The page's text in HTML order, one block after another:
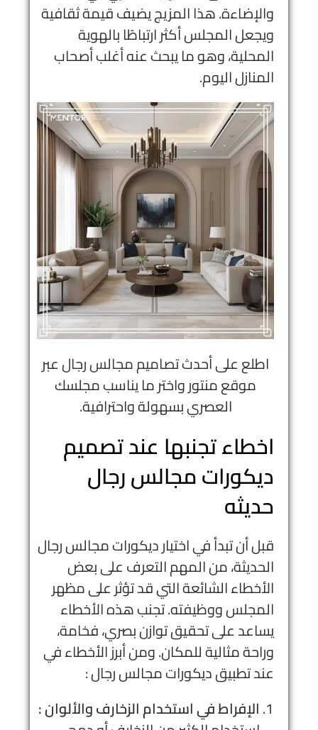
والإضاءة. هذا المزيج يضيف قيمة ثقافية
ويجعل المجلس أكثر ارتباطًا بالهوية
المحلية، وهو ما يبحث عنه أغلب أصحاب
المنازل اليوم.
اطلع على أحدثتصاميم مجالس رجالعبر
موقع منتور واختر ما يناسب مجلسك
العصري بسهولة واحترافية.
اخطاء تجنبها عند تصميم
ديكورات مجالس رجال
حديثه
قبل أن تبدأ في اختيار ديكورات مجالس رجال
الحديثة، من المهم التعرف على بعض
الأخطاء الشائعة التي قد تؤثر على مظهر
المجلس ووظيفته. تجنب هذه الأخطاء
يساعد على تحقيق توازن بصري، فخامة،
وراحة مثالية للمكان. ومن أبرز الأخطاء في
عند تطبيق ديكورات مجالس رجال :
الإفراط في استخدام الزخارف والألوان :